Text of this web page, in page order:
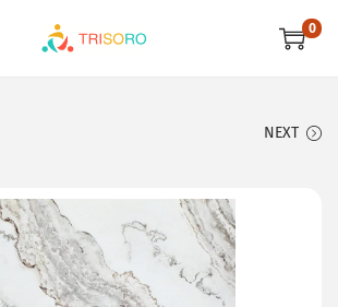
0
NEXT